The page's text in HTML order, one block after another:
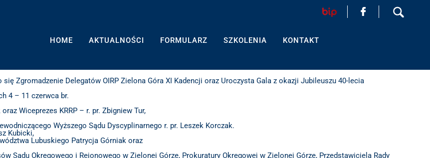
HOME
SZKOLENIA
HOME AKTUALNOŚCI FORMULARZ SZKOLENIA KONTAKT
Zgromadzenie Delegatów OIRP Zielona Góra XI Kadencji oraz Uroczysta Gala z okazji Jubileuszu 40-lecia
4 – 11 czerwca br.
Wiceprezes KRRP – r. pr. Zbigniew Tur,
Wyższego Sądu Dyscyplinarnego r. pr. Leszek Korczak.
Kubicki,
Lubuskiego Patrycja Górniak oraz
Sądu Okręgowego i Rejonowego w Zielonej Górze, Prokuratury Okręgowej w Zielonej Górze, Przedstawiciela Rady